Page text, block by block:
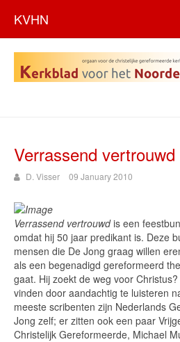
KVHN
Verrassend vertrouwd
D. Visser 09 January 2010
Verrassend vertrouwdis een
omdat hij 50 jaar predikant is. Deze
mensen die De Jong graag willen
als een begenadigd gereformeerd
gaat. Hij zoekt de weg voor
vinden door aandachtig te luisteren
meeste scribenten zijn Nederlands
Jong zelf; er zitten ook een paar
Christelijk Gereformeerde, Michael